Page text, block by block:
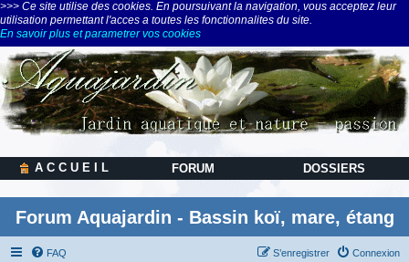
>>> Ce site utilise des cookies. En poursuivant la navigation, vous acceptez leur
utilisation permettant l'acces a toutes les fonctionnalites du site.
En savoir plus et parametrer vos cookies
A C C U E I L FORUM DOSSIERS
Forum Aquajardin - Bassin koï, mare, étang
FAQ Connexion
S’enregistrer